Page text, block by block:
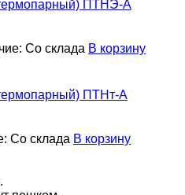
ПТНЭ-А
Со склада В корзину
ПТНт-А
Со склада В корзину